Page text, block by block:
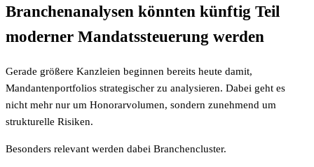
Branchenanalysen könnten künftig Teil
moderner Mandatssteuerung werden
Gerade größere Kanzleien beginnen bereits heute damit,
Mandantenportfolios strategischer zu analysieren. Dabei geht es
nicht mehr nur um Honorarvolumen, sondern zunehmend um
strukturelle Risiken.
Besonders relevant werden dabei Branchencluster.